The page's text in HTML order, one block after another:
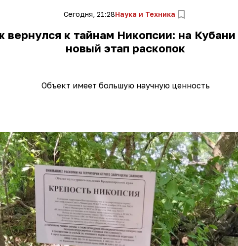
Сегодня, 21:28Наука и Техника
вернулся к тайнам Никопсии: на Кубани
новый этап раскопок
Объект имеет большую научную ценность